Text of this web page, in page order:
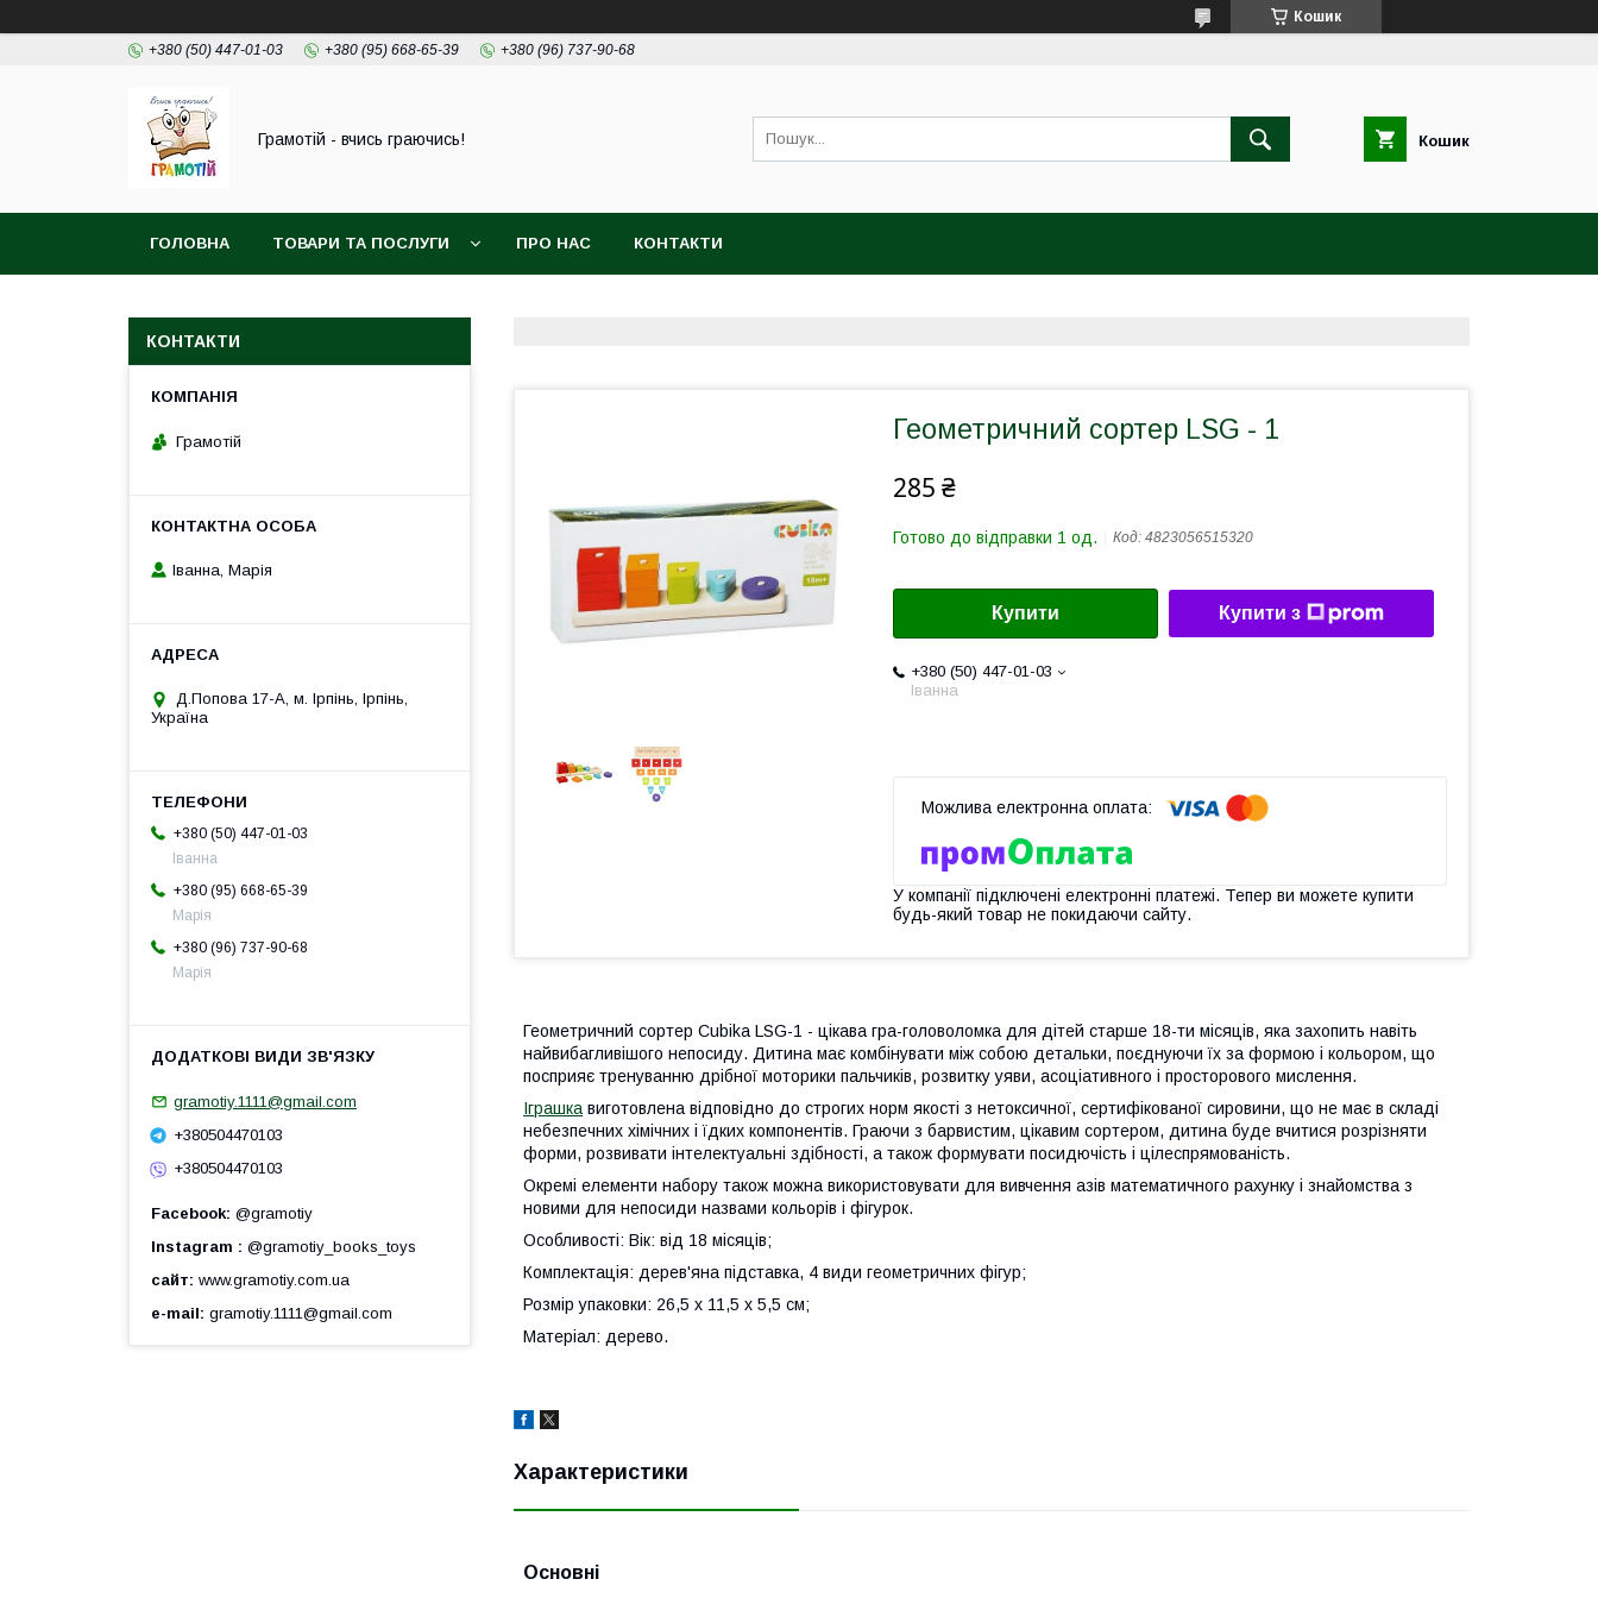
Кошик
+380 (50) 447-01-03 +380 (95) 668-65-39 +380 (96) 737-90-68
Грамотій - вчись граючись! Кошик
ГОЛОВНА ТОВАРИ ТА ПОСЛУГИ ПРО НАС КОНТАКТИ
Геометричний сортер LSG - 1
285 ₴
Готово до відправки 1 од. Код: 4823056515320
Купити Купити з
+380 (50) 447-01-03
Іванна
У компанії підключені електронні платежі. Тепер ви можете купити
будь-який товар не покидаючи сайту.
Геометричний сортер Cubika LSG-1 - цікава гра-головоломка для дітей старше 18-ти місяців, яка захопить навіть
найвибагливішого непосиду. Дитина має комбінувати між собою детальки, поєднуючи їх за формою і кольором, що
посприяє тренуванню дрібної моторики пальчиків, розвитку уяви, асоціативного і просторового мислення.
Іграшкавиготовлена відповідно до строгих норм якості з нетоксичної, сертифікованої сировини, що не має в складі
небезпечних хімічних і їдких компонентів. Граючи з барвистим, цікавим сортером, дитина буде вчитися розрізняти
форми, розвивати інтелектуальні здібності, а також формувати посидючість і цілеспрямованість.
Окремі елементи набору також можна використовувати для вивчення азів математичного рахунку і знайомства з
новими для непосиди назвами кольорів і фігурок.
Особливості: Вік: від 18 місяців;
Комплектація: дерев'яна підставка, 4 види геометричних фігур;
Розмір упаковки: 26,5 х 11,5 х 5,5 см;
Матеріал: дерево.
Характеристики
Основні
КОНТАКТИ
Грамотій
Іванна, Марія
Д.Попова 17-А, м. Ірпінь, Ірпінь,
Україна
+380 (50) 447-01-03
Іванна
+380 (95) 668-65-39
Марія
+380 (96) 737-90-68
Марія
gramotiy.1111@gmail.com
+380504470103
+380504470103
Facebook @gramotiy
Instagram
@gramotiy_books_toys
сайт www.gramotiy.com.ua
e-mail gramotiy.1111@gmail.com